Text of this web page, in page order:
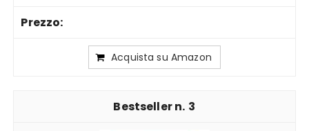
Acquista su Amazon
3